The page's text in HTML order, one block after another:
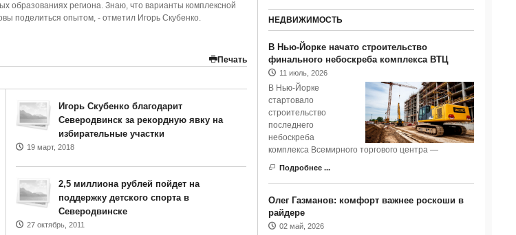
образованиях региона. Знаю, что варианты комплексной
поделиться опытом, - отметил Игорь Скубенко.
Печать
Игорь Скубенко благодарит
Северодвинск за рекордную явку на
избирательные участки
19 март, 2018
2,5 миллиона рублей пойдет на
поддержку детского спорта в
Северодвинске
27 октябрь, 2011
НЕДВИЖИМОСТЬ
В Нью-Йорке начато строительство
финального небоскреба комплекса ВТЦ
11 июль, 2026
В Нью-Йорке
стартовало
строительство
последнего
небоскреба
комплекса Всемирного торгового центра —
Подробнее ...
Олег Газманов: комфорт важнее роскоши в
райдере
02 май, 2026